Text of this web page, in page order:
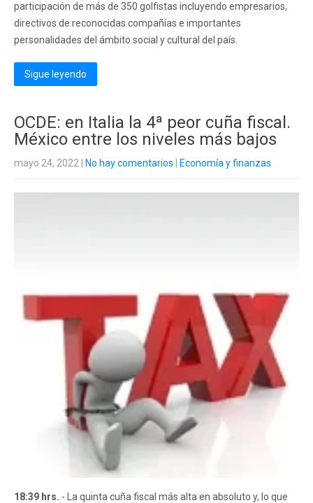
participación de más de 350 golfistas incluyendo empresarios,
directivos de reconocidas compañías e importantes
personalidades del ámbito social y cultural del país.
Sigue leyendo
OCDE: en Italia la 4ª peor cuña fiscal.
México entre los niveles más bajos
mayo 24, 2022 No hay comentarios Economía y finanzas
18:39 hrs. - La quinta cuña fiscal más alta en absoluto y, lo que